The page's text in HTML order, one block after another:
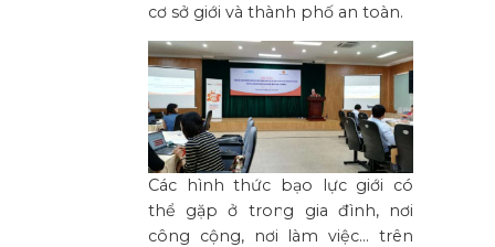
cơ sở giới và thành phố an toàn.
Các hình thức bạo lực giới có
thể gặp ở trong gia đình, nơi
công cộng, nơi làm việc… trên